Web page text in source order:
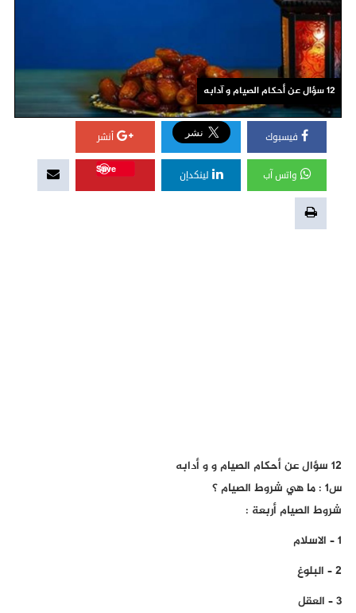
12 سؤال عن أحكام الصيام و آدابه
فيسبوك أنشر
واتس آب لينكدإن
Save
12 سؤال عن أحكام الصيام و و أدابه
س1 : ما هي شروط الصيام ؟
شروط الصيام أربعة :
1 – الاسلام
2 – البلوغ
3 – العقل